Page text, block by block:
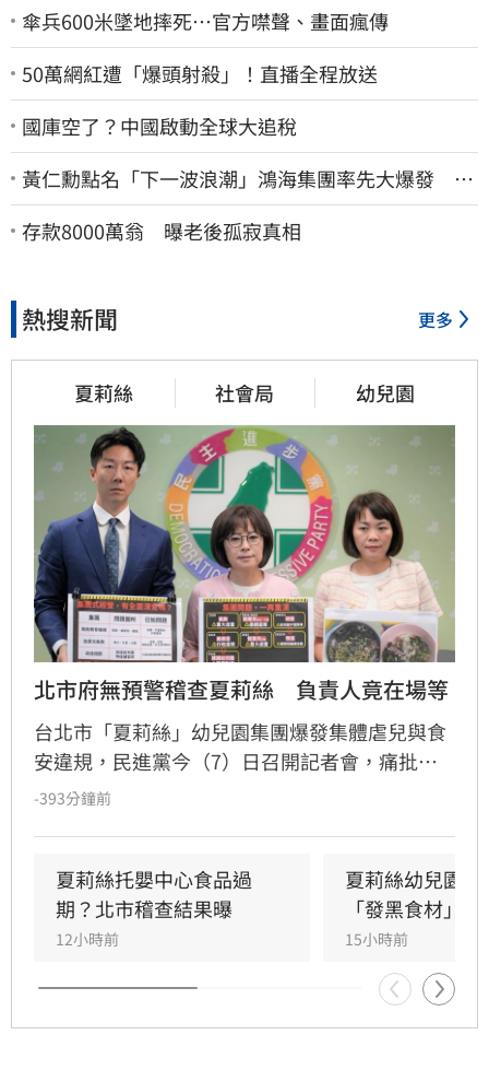
傘兵600米墜地摔死…官方噤聲、畫面瘋傳
50萬網紅遭「爆頭射殺」！直播全程放送
國庫空了？中國啟動全球大追稅
黃仁勳點名「下一波浪潮」鴻海集團率先大爆發 台
股這族群全面噴出
存款8000萬翁 曝老後孤寂真相
熱搜新聞 更多
夏莉絲 社會局 幼兒園
北市府無預警稽查夏莉絲　負責人竟在場等
台北市「夏莉絲」幼兒園集團爆發集體虐兒與食
安違規，民進黨今（7）日召開記者會，痛批台
北市政府對連鎖教保機構的監督機制完全失靈，
監管思維，並為市府的失職與包庇向受害學童家
長及全體市民公開道歉。
-393分鐘前
夏莉絲托嬰中心食品過
期？北市稽查結果曝
12小時前
夏莉絲幼兒園
「發黑食材」
15小時前